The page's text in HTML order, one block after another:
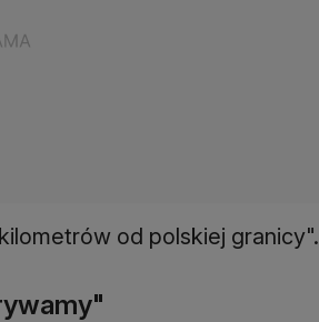
od polskiej granicy".